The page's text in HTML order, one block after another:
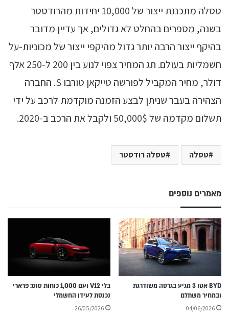
טסלה מתכננת ייצור של 10,000 יחידות מהרודסטר
בשנה, מספרים בהחלט לא גדולים, אך עדיין מדובר
בהיקף ייצור הרבה יותר גדול מהיקפי ייצור של מכוניות-על
חשמליות בעולם. תג המחיר צפוי לנוע בין 200 ל-250 אלף
דולר, מחיר המקביל לפורשה טייקאן טורבו S. החברה
הצהירה בעבר שניתן לבצע הזמנה מוקדמת לרכב על ידי
תשלום מקדמה של 50,000$ ולקבל את הרכב ב-2020.
טסלה טסלה רודסטר
מאמרים נוספים
BYD אטו 3 מגיע בגרסה משודרגת
ובמחיר משתלם
04/06/2026
בלי V12 ועם 1,000 כוחות סוס: פרארי
נכנסת לעידן החשמלי
26/05/2026